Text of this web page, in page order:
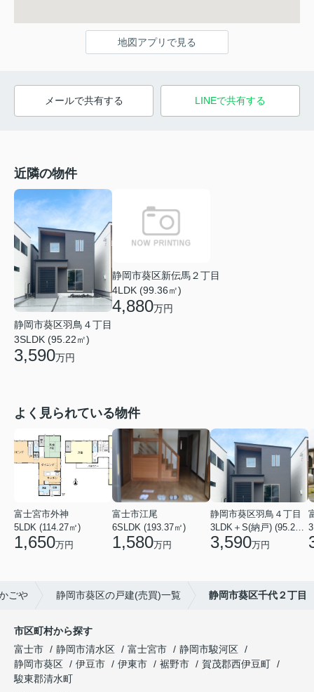
地図アプリで見る
メールで共有する LINEで共有する
近隣の物件
静岡市葵区羽鳥４丁目
3SLDK (95.22㎡)
3,590万円
静岡市葵区新伝馬２丁目
4LDK (99.36㎡)
4,880万円
よく見られている物件
富士宮市外神
5LDK (114.27㎡)
1,650万円
富士市江尾
6SLDK (193.37㎡)
1,580万円
静岡市葵区羽鳥４丁目
3LDK＋S(納戸) (95.22㎡)
3,590万円
ごや 静岡市葵区の戸建(売買)一覧 静岡市葵区千代２丁目
市区町村から探す
富士市
静岡市清水区 富士宮市
静岡市駿河区
静岡市葵区
伊豆市 伊東市 裾野市
賀茂郡西伊豆町
駿東郡清水町